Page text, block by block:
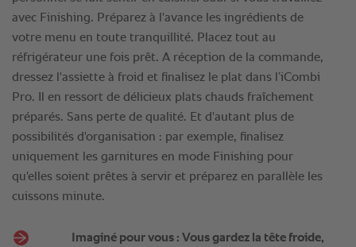
avec Finishing. Préparez à l'avance les ingrédients de
votre menu en toute tranquillité. Placez tout au
réfrigérateur une fois prêt. A réception de la commande,
dressez l'assiette à froid et finalisez le plat dans l’iCombi
Pro. Il en ressort de délicieux plats chauds fraîchement
préparés. Sans perte de qualité. Et d'autant plus de
possibilités d'organisation : par exemple, finalisez
uniquement les garnitures en mode Finishing pour
qu'elles soient prêtes à servir et préparez en parallèle les
cuissons minute.
Imaginé pour vous : Vous gardez la tête froide,